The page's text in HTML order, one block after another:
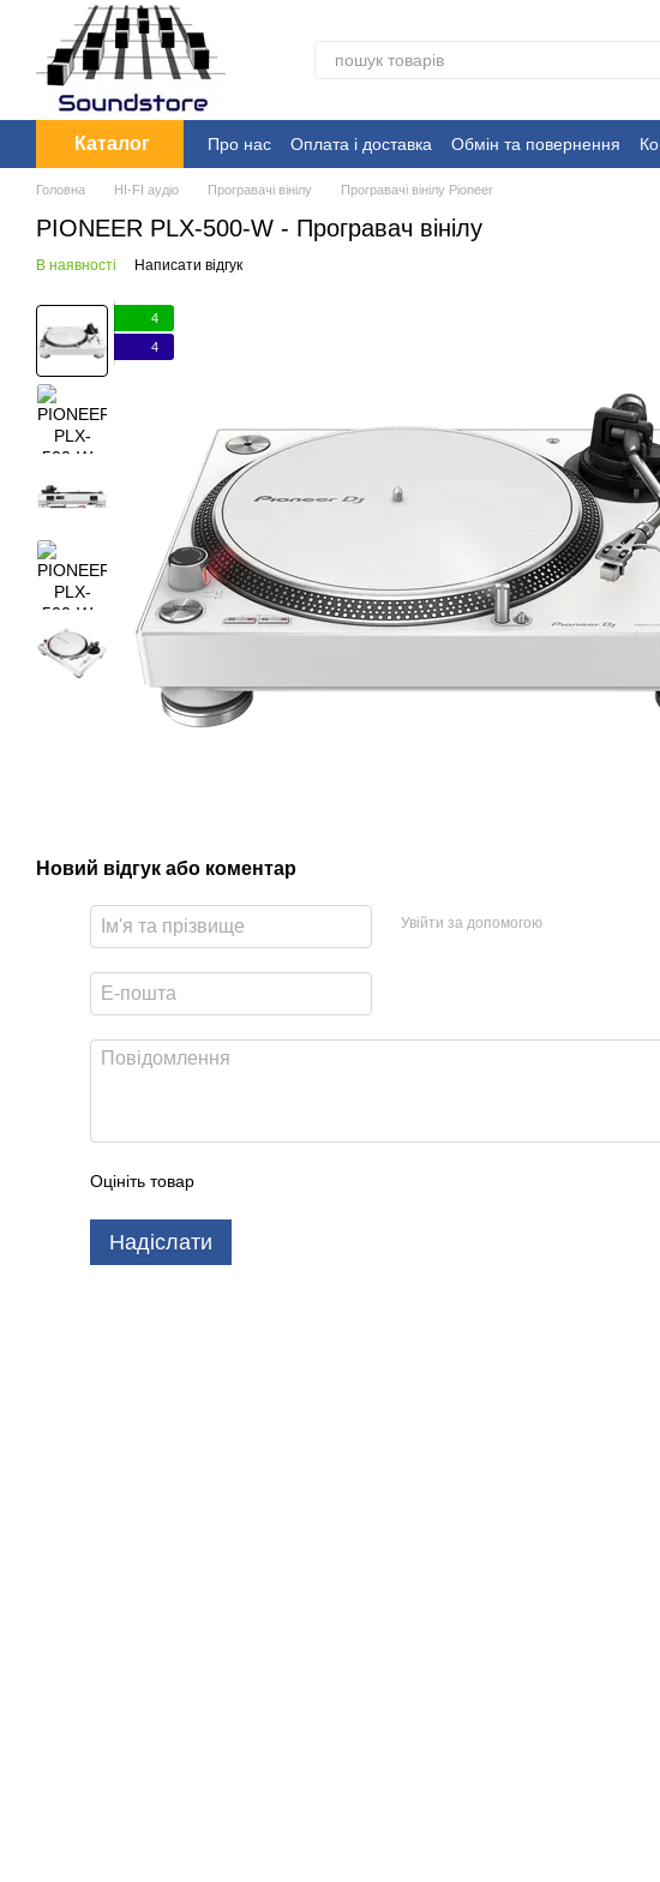
Перейти до основного контенту
Каталог Про нас Оплата і доставка Обмін та повернення
Головна HI-FI аудіо Програвачі вінілу Програвачі вінілу Pioneer
PIONEER PLX-500-W - Програвач вінілу
В наявності Написати відгук
4
4
Новий відгук або коментар
Увійти за допомогою
Оцініть товар
Надіслати